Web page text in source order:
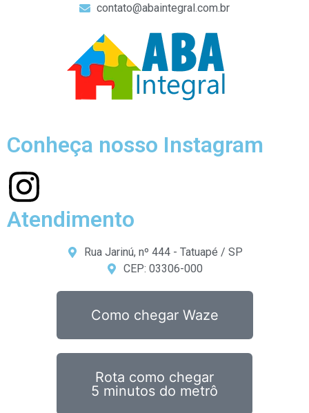
contato@abaintegral.com.br
Conheça nosso Instagram
Atendimento
Rua Jarinú, nº 444 - Tatuapé / SP
CEP: 03306-000
Como chegar Waze
Rota como chegar
5 minutos do metrô